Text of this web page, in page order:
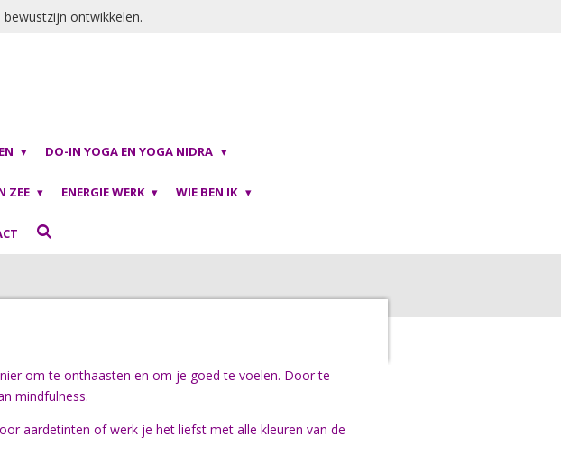
ontwikkelen.
DO-IN YOGA EN YOGA NIDRA
ZEE ENERGIE WERK WIE BEN IK
om te onthaasten en om je goed te voelen. Door te
mindfulness.
aardetinten of werk je het liefst met alle kleuren van de